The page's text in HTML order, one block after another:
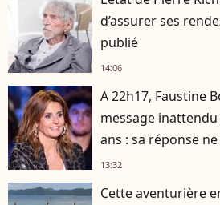
d’assurer ses
publié
14:06
A 22h17, Faustine
message
ans : sa réponse
13:32
Cette aventurière